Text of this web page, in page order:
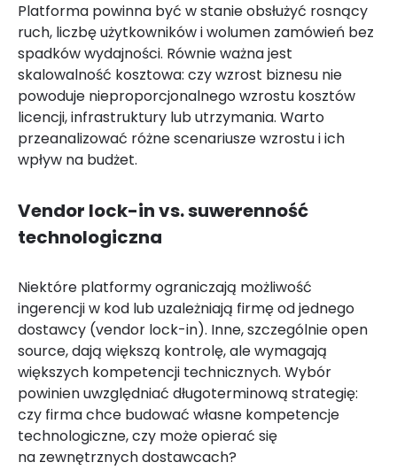
Platforma powinna być w stanie obsłużyć rosnący
ruch, liczbę użytkowników i wolumen zamówień bez
spadków wydajności. Równie ważna jest
skalowalność kosztowa: czy wzrost biznesu nie
powoduje nieproporcjonalnego wzrostu kosztów
licencji, infrastruktury lub utrzymania. Warto
przeanalizować różne scenariusze wzrostu i ich
wpływ na budżet.
Vendor lock-in vs. suwerenność
technologiczna
Niektóre platformy ograniczają możliwość
ingerencji w kod lub uzależniają firmę od jednego
dostawcy (vendor lock-in). Inne, szczególnie open
source, dają większą kontrolę, ale wymagają
większych kompetencji technicznych. Wybór
powinien uwzględniać długoterminową strategię:
czy firma chce budować własne kompetencje
technologiczne, czy może opierać się
na zewnętrznych dostawcach?